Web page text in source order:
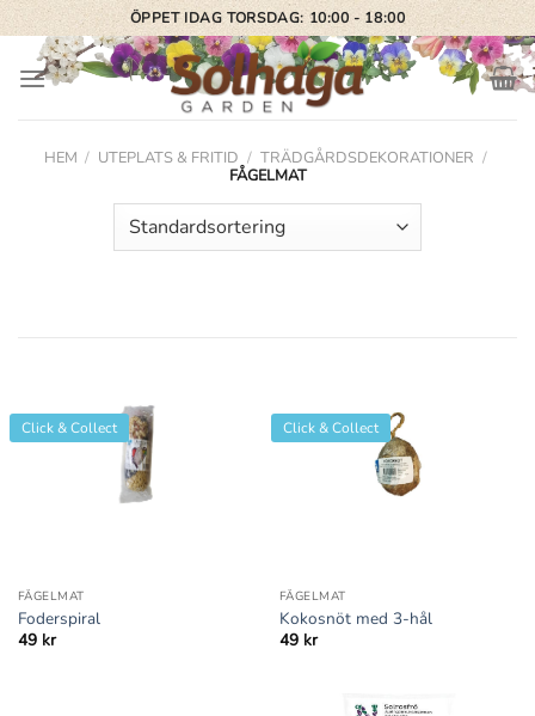
Skip
to
content
ÖPPET IDAG TORSDAG: 10:00 - 18:00
HEM / UTEPLATS & FRITID / TRÄDGÅRDSDEKORATIONER /
FÅGELMAT
Click & Collect
FÅGELMAT
Foderspiral
49 kr
Click & Collect
FÅGELMAT
Kokosnöt med 3-hål
49 kr